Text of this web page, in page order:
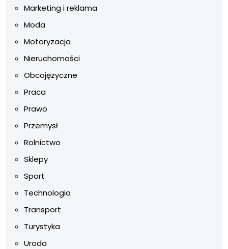
Marketing i reklama
Moda
Motoryzacja
Nieruchomości
Obcojęzyczne
Praca
Prawo
Przemysł
Rolnictwo
Sklepy
Sport
Technologia
Transport
Turystyka
Uroda